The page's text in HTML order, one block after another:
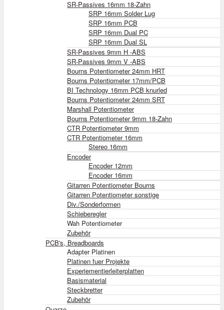
SR-Passives 16mm 18-Zahn
SRP 16mm Solder Lug
SRP 16mm PCB
SRP 16mm Dual PC
SRP 16mm Dual SL
SR-Passives 9mm H -ABS
SR-Passives 9mm V -ABS
Bourns Potentiometer 24mm HRT
Bourns Potentiometer 17mm/PCB
BI Technology 16mm PCB knurled
Bourns Potentiometer 24mm SRT
Marshall Potentiometer
Bourns Potentiometer 9mm 18-Zahn
CTR Potentiometer 9mm
CTR Potentiometer 16mm
Stereo 16mm
Encoder
Encoder 12mm
Encoder 16mm
Gitarren Potentiometer Bourns
Gitarren Potentiometer sonstige
Div./Sonderformen
Schieberegler
Wah Potentiometer
Zubehör
PCB's, Breadboards
Adapter Platinen
Platinen fuer Projekte
Experiementierleiterplatten
Basismaterial
Steckbretter
Zubehör